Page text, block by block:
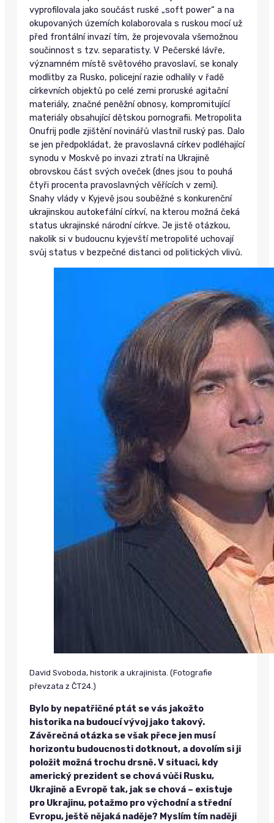
vyprofilovala jako součást ruské „soft power“ a na
okupovaných územích kolaborovala s ruskou mocí už
před frontální invazí tím, že projevovala všemožnou
součinnost s tzv. separatisty. V Pečerské lávře,
významném místě světového pravoslaví, se konaly
modlitby za Rusko, policejní razie odhalily v řadě
církevních objektů po celé zemi proruské agitační
materiály, značné peněžní obnosy, kompromitující
materiály obsahující dětskou pornografii. Metropolita
Onufrij podle zjištění novinářů vlastnil ruský pas. Dalo
se jen předpokládat, že pravoslavná církev podléhající
synodu v Moskvě po invazi ztratí na Ukrajině
obrovskou část svých oveček (dnes jsou to pouhá
čtyři procenta pravoslavných věřících v zemi).
Snahy vlády v Kyjevě jsou souběžné s konkurenční
ukrajinskou autokefální církví, na kterou možná čeká
status ukrajinské národní církve. Je jistě otázkou,
nakolik si v budoucnu kyjevští metropolité uchovají
svůj status v bezpečné distanci od politických vlivů.
David Svoboda, historik a ukrajinista. (Fotografie
převzata z ČT24.)
Bylo by nepatřičné ptát se vás jakožto
historika na budoucí vývoj jako takový.
Závěrečná otázka se však přece jen musí
horizontu budoucnosti dotknout, a dovolím si ji
položit možná trochu drsně. V situaci, kdy
americký prezident se chová vůči Rusku,
Ukrajině a Evropě tak, jak se chová – existuje
pro Ukrajinu, potažmo pro východní a střední
Evropu, ještě nějaká naděje? Myslím tím naději